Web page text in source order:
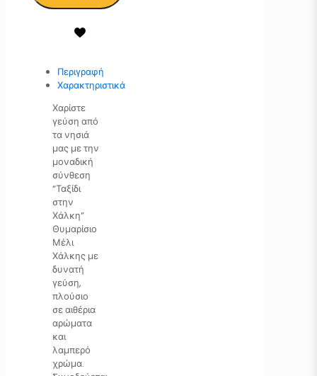
Περιγραφή
Χαρακτηριστικά
Χαρίστε
γεύση από
τα νησιά
μας με την
μοναδική
σύνθεση
“Ταξίδι
στην
Χάλκη”
Θυμαρίσιο
Μέλι
Χάλκης με
δυνατή
γεύση,
πλούσιο
σε αιθέρια
αρώματα
και
λαμπερό
χρώμα.